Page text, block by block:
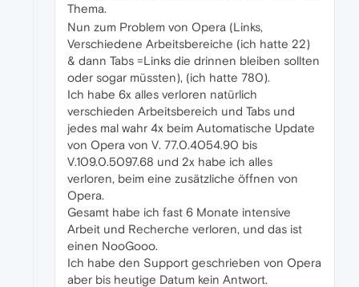
Thema.
Nun zum Problem von Opera (Links,
Verschiedene Arbeitsbereiche (ich hatte 22)
& dann Tabs =Links die drinnen bleiben sollten
oder sogar müssten), (ich hatte 780).
Ich habe 6x alles verloren natürlich
verschieden Arbeitsbereich und Tabs und
jedes mal wahr 4x beim Automatische Update
von Opera von V. 77.0.4054.90 bis
V.109.0.5097.68 und 2x habe ich alles
verloren, beim eine zusätzliche öffnen von
Opera.
Gesamt habe ich fast 6 Monate intensive
Arbeit und Recherche verloren, und das ist
einen NooGooo.
Ich habe den Support geschrieben von Opera
aber bis heutige Datum kein Antwort.